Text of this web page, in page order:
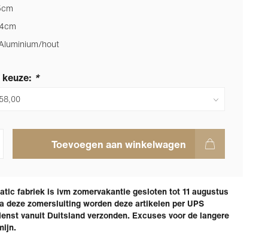
hout
*
Toevoegen aan winkelwagen
fabriek is ivm zomervakantie gesloten tot 11 augustus
deze zomersluiting worden deze artikelen per UPS
vanuit Duitsland verzonden. Excuses voor de langere